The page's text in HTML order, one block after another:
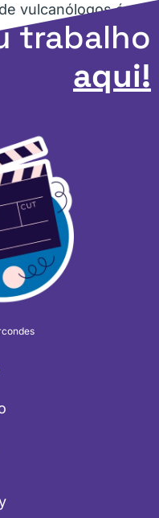
vulcanólogos é
trabalho
aqui!